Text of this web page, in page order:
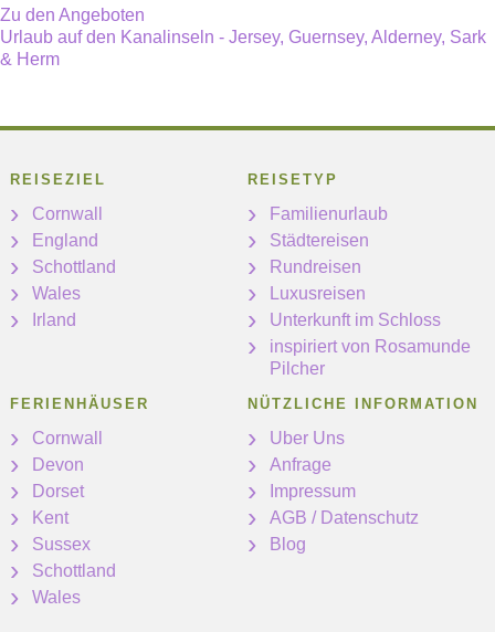
Zu den Angeboten
Urlaub auf den Kanalinseln - Jersey, Guernsey, Alderney, Sark
& Herm
REISEZIEL
Cornwall
England
Schottland
Wales
Irland
REISETYP
Familienurlaub
Städtereisen
Rundreisen
Luxusreisen
Unterkunft im Schloss
inspiriert von Rosamunde
Pilcher
FERIENHÄUSER
Cornwall
Devon
Dorset
Kent
Sussex
Schottland
Wales
NÜTZLICHE INFORMATION
Uber Uns
Anfrage
Impressum
AGB / Datenschutz
Blog